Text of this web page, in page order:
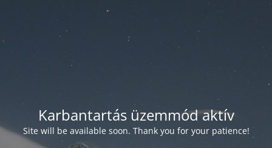
Karbantartás üzemmód aktív
Site will be available soon. Thank you for your patience!